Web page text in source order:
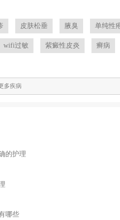
皮肤松垂 腋臭 单纯性
wifi过敏 紫癜性皮炎 癣病
多疾病
的护理
哪些